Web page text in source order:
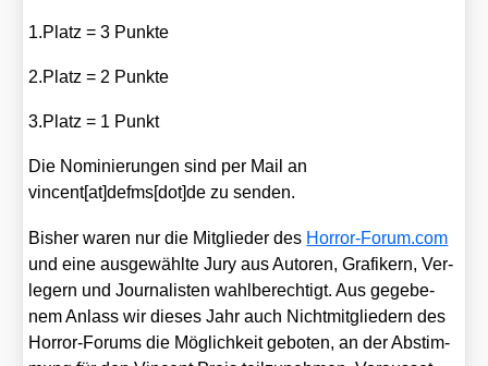
1.Platz = 3 Punk­te
2.Platz = 2 Punk­te
3.Platz = 1 Punkt
Die Nomi­nie­run­gen sind per Mail an
vincent[at]defms[dot]de zu sen­den.
Bis­her waren nur die Mit­glie­der des Hor​ror​-Forum​.com
und eine aus­ge­wähl­te Jury aus Autoren, Gra­fi­kern, Ver­
le­gern und Jour­na­lis­ten wahl­be­rech­tigt. Aus gege­be­
nem Anlass wir die­ses Jahr auch Nicht­mit­glie­dern des
Hor­ror-Forums die Mög­lich­keit gebo­ten, an der Abstim­